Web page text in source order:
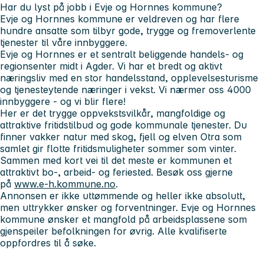
Har du lyst på jobb i Evje og Hornnes kommune?
Evje og Hornnes kommune er veldreven og har flere
hundre ansatte som tilbyr gode, trygge og fremoverlente
tjenester til våre innbyggere.
Evje og Hornnes er et sentralt beliggende handels- og
regionsenter midt i Agder. Vi har et bredt og aktivt
næringsliv med en stor handelsstand, opplevelsesturisme
og tjenesteytende næringer i vekst. Vi nærmer oss 4000
innbyggere - og vi blir flere!
Her er det trygge oppvekstsvilkår, mangfoldige og
attraktive fritidstilbud og gode kommunale tjenester. Du
finner vakker natur med skog, fjell og elven Otra som
samlet gir flotte fritidsmuligheter sommer som vinter.
Sammen med kort vei til det meste er kommunen et
attraktivt bo-, arbeid- og feriested. Besøk oss gjerne
på www.e-h.kommune.no.
Annonsen er ikke uttømmende og heller ikke absolutt,
men uttrykker ønsker og forventninger. Evje og Hornnes
kommune ønsker et mangfold på arbeidsplassene som
gjenspeiler befolkningen for øvrig. Alle kvalifiserte
oppfordres til å søke.